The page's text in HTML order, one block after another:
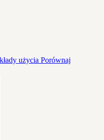
użycia Porównaj